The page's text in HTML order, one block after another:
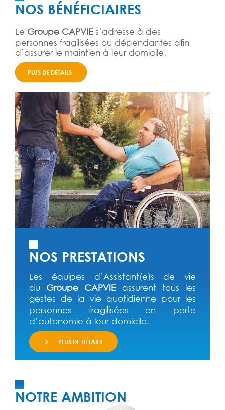
NOS BÉNÉFICIAIRES
Le Groupe CAPVIEs’adresse à des
personnes fragilisées ou dépendantes afin
d’assurer le maintien à leur domicile.
PLUS DE DÉTAILS
NOS PRESTATIONS
Les équipes d’Assistant(e)s de vie
du Groupe CAPVIE assurent tous les
gestes de la vie quotidienne pour les
personnes fragilisées en perte
d’autonomie à leur domicile.
PLUS DE DÉTAILS
NOTRE AMBITION